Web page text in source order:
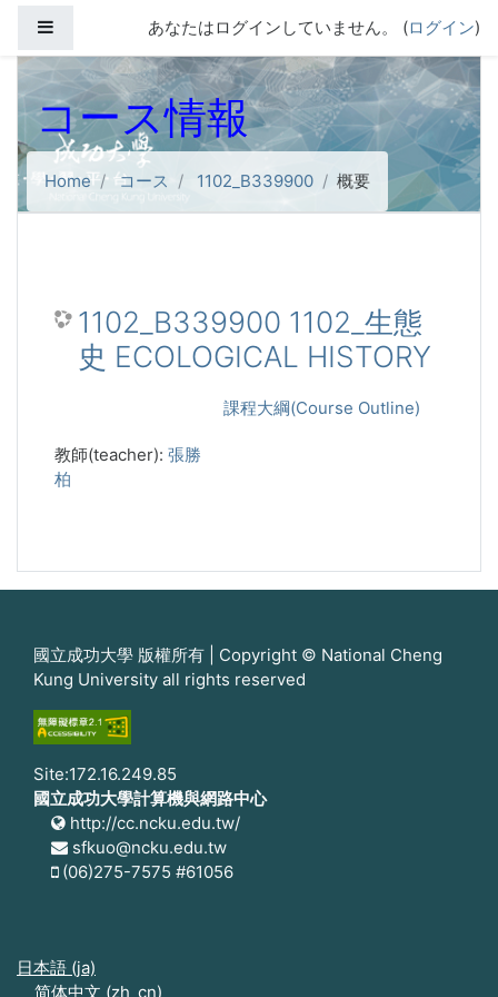
サイドパネルあなたはログインしていません。 (ログイン)
コース情報
Home コース 1102_B339900 概要
1102_B339900 1102_生態
史 ECOLOGICAL HISTORY
課程大綱(Course Outline)
教師(teacher): 張勝
柏
國立成功大學 版權所有 | Copyright © National Cheng
Kung University all rights reserved
Site:172.16.249.85
國立成功大學計算機與網路中心
http://cc.ncku.edu.tw/
sfkuo@ncku.edu.tw
(06)275-7575 #61056
日本語 ‎(ja)‎
简体中文 ‎(zh_cn)‎